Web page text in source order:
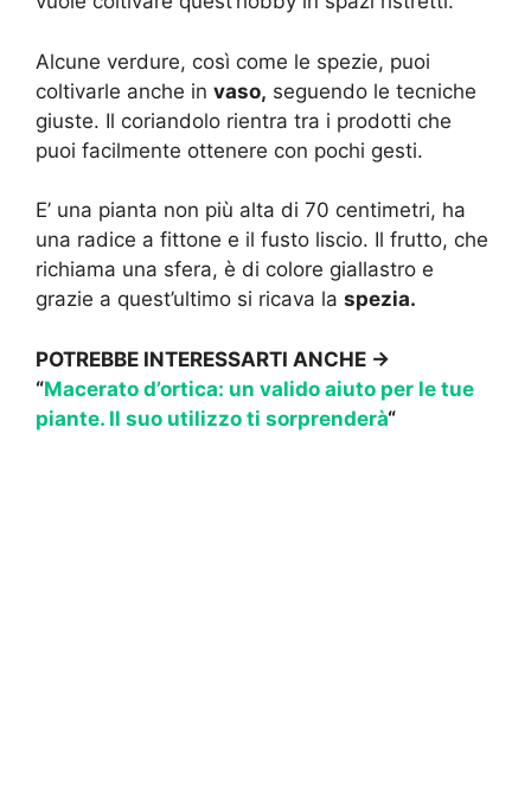
Alcune verdure, così come le spezie, puoi
coltivarle anche in vaso, seguendo le tecniche
giuste. Il coriandolo rientra tra i prodotti che
puoi facilmente ottenere con pochi gesti.
E’ una pianta non più alta di 70 centimetri, ha
una radice a fittone e il fusto liscio. Il frutto, che
richiama una sfera, è di colore giallastro e
grazie a quest’ultimo si ricava la spezia.
POTREBBE INTERESSARTI ANCHE ->
“Macerato d’ortica: un valido aiuto per le tue
piante. Il suo utilizzo ti sorprenderà“